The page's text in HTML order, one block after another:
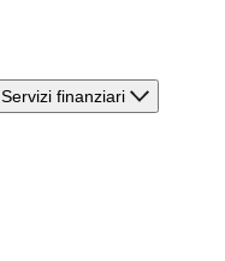
Servizi finanziari